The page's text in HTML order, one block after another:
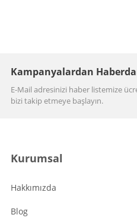
Kampanyalardan
E-Mail adresinizi haber listemize
bizi takip etmeye başlayın.
Kurumsal
Hakkımızda
Blog